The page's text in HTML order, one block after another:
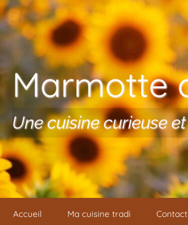
Aller au contenu
Marmotte
Une cuisine curieuse
Accueil Ma cuisine tradi Contact